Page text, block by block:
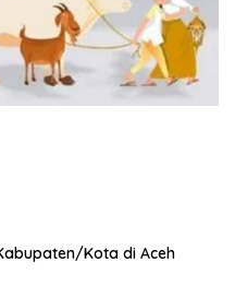
Kota di Aceh